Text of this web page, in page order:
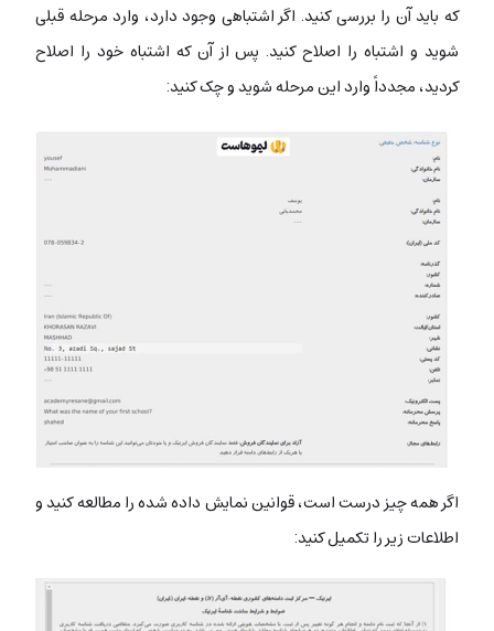
که باید آن را بررسی کنید. اگر اشتباهی وجود دارد، وارد مرحله قبلی
شوید و اشتباه را اصلاح کنید. پس از آن که اشتباه خود را اصلاح
کردید، مجدداً وارد این مرحله شوید و چک کنید:
اگر همه چیز درست است، قوانین نمایش داده شده را مطالعه کنید و
اطلاعات زیر را تکمیل کنید: